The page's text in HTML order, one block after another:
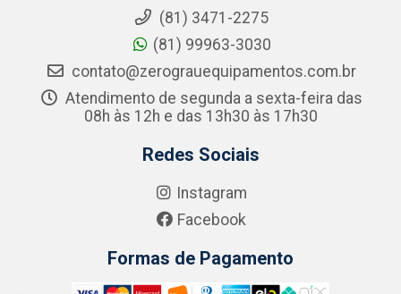
(81) 3471-2275
(81) 99963-3030
contato@zerograuequipamentos.com.br
Atendimento de segunda a sexta-feira das
08h às 12h e das 13h30 às 17h30
Redes Sociais
Instagram
Facebook
Formas de Pagamento